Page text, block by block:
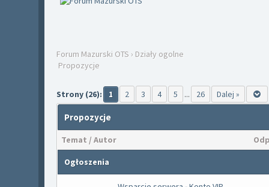
Forum Mazurski OTS › Działy ogolne
Propozycje
Strony (26): 1 2 3 4 5 ... 26 Dalej »
Propozycje
Temat /Autor
Ogłoszenia